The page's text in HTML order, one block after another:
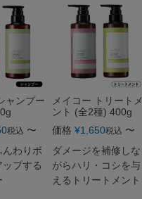
ャンプー
税込 〜
わりボ
ップする
メイコー トリートメ
ント (全2種) 400g
価格 ¥1,650税込 〜
ダメージを補修しな
がらハリ・コシを与
えるトリートメント